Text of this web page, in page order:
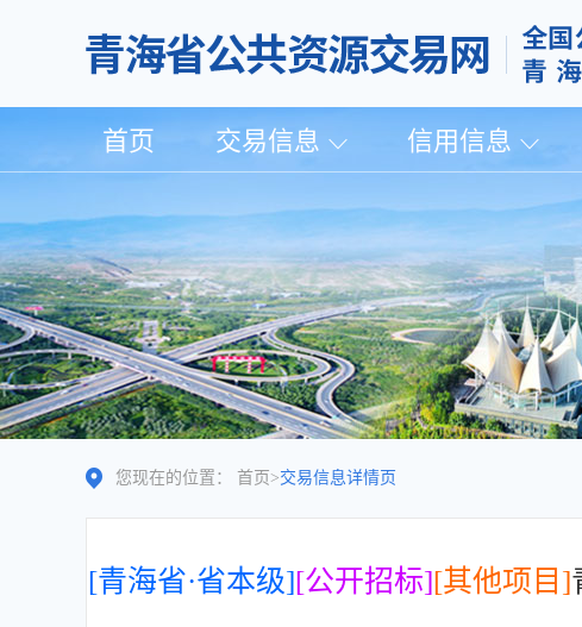
首页 交易信息 信用信息
您现在的位置： 首页 >交易信息详情页
[青海省·省本级][公开招标][其他项目]